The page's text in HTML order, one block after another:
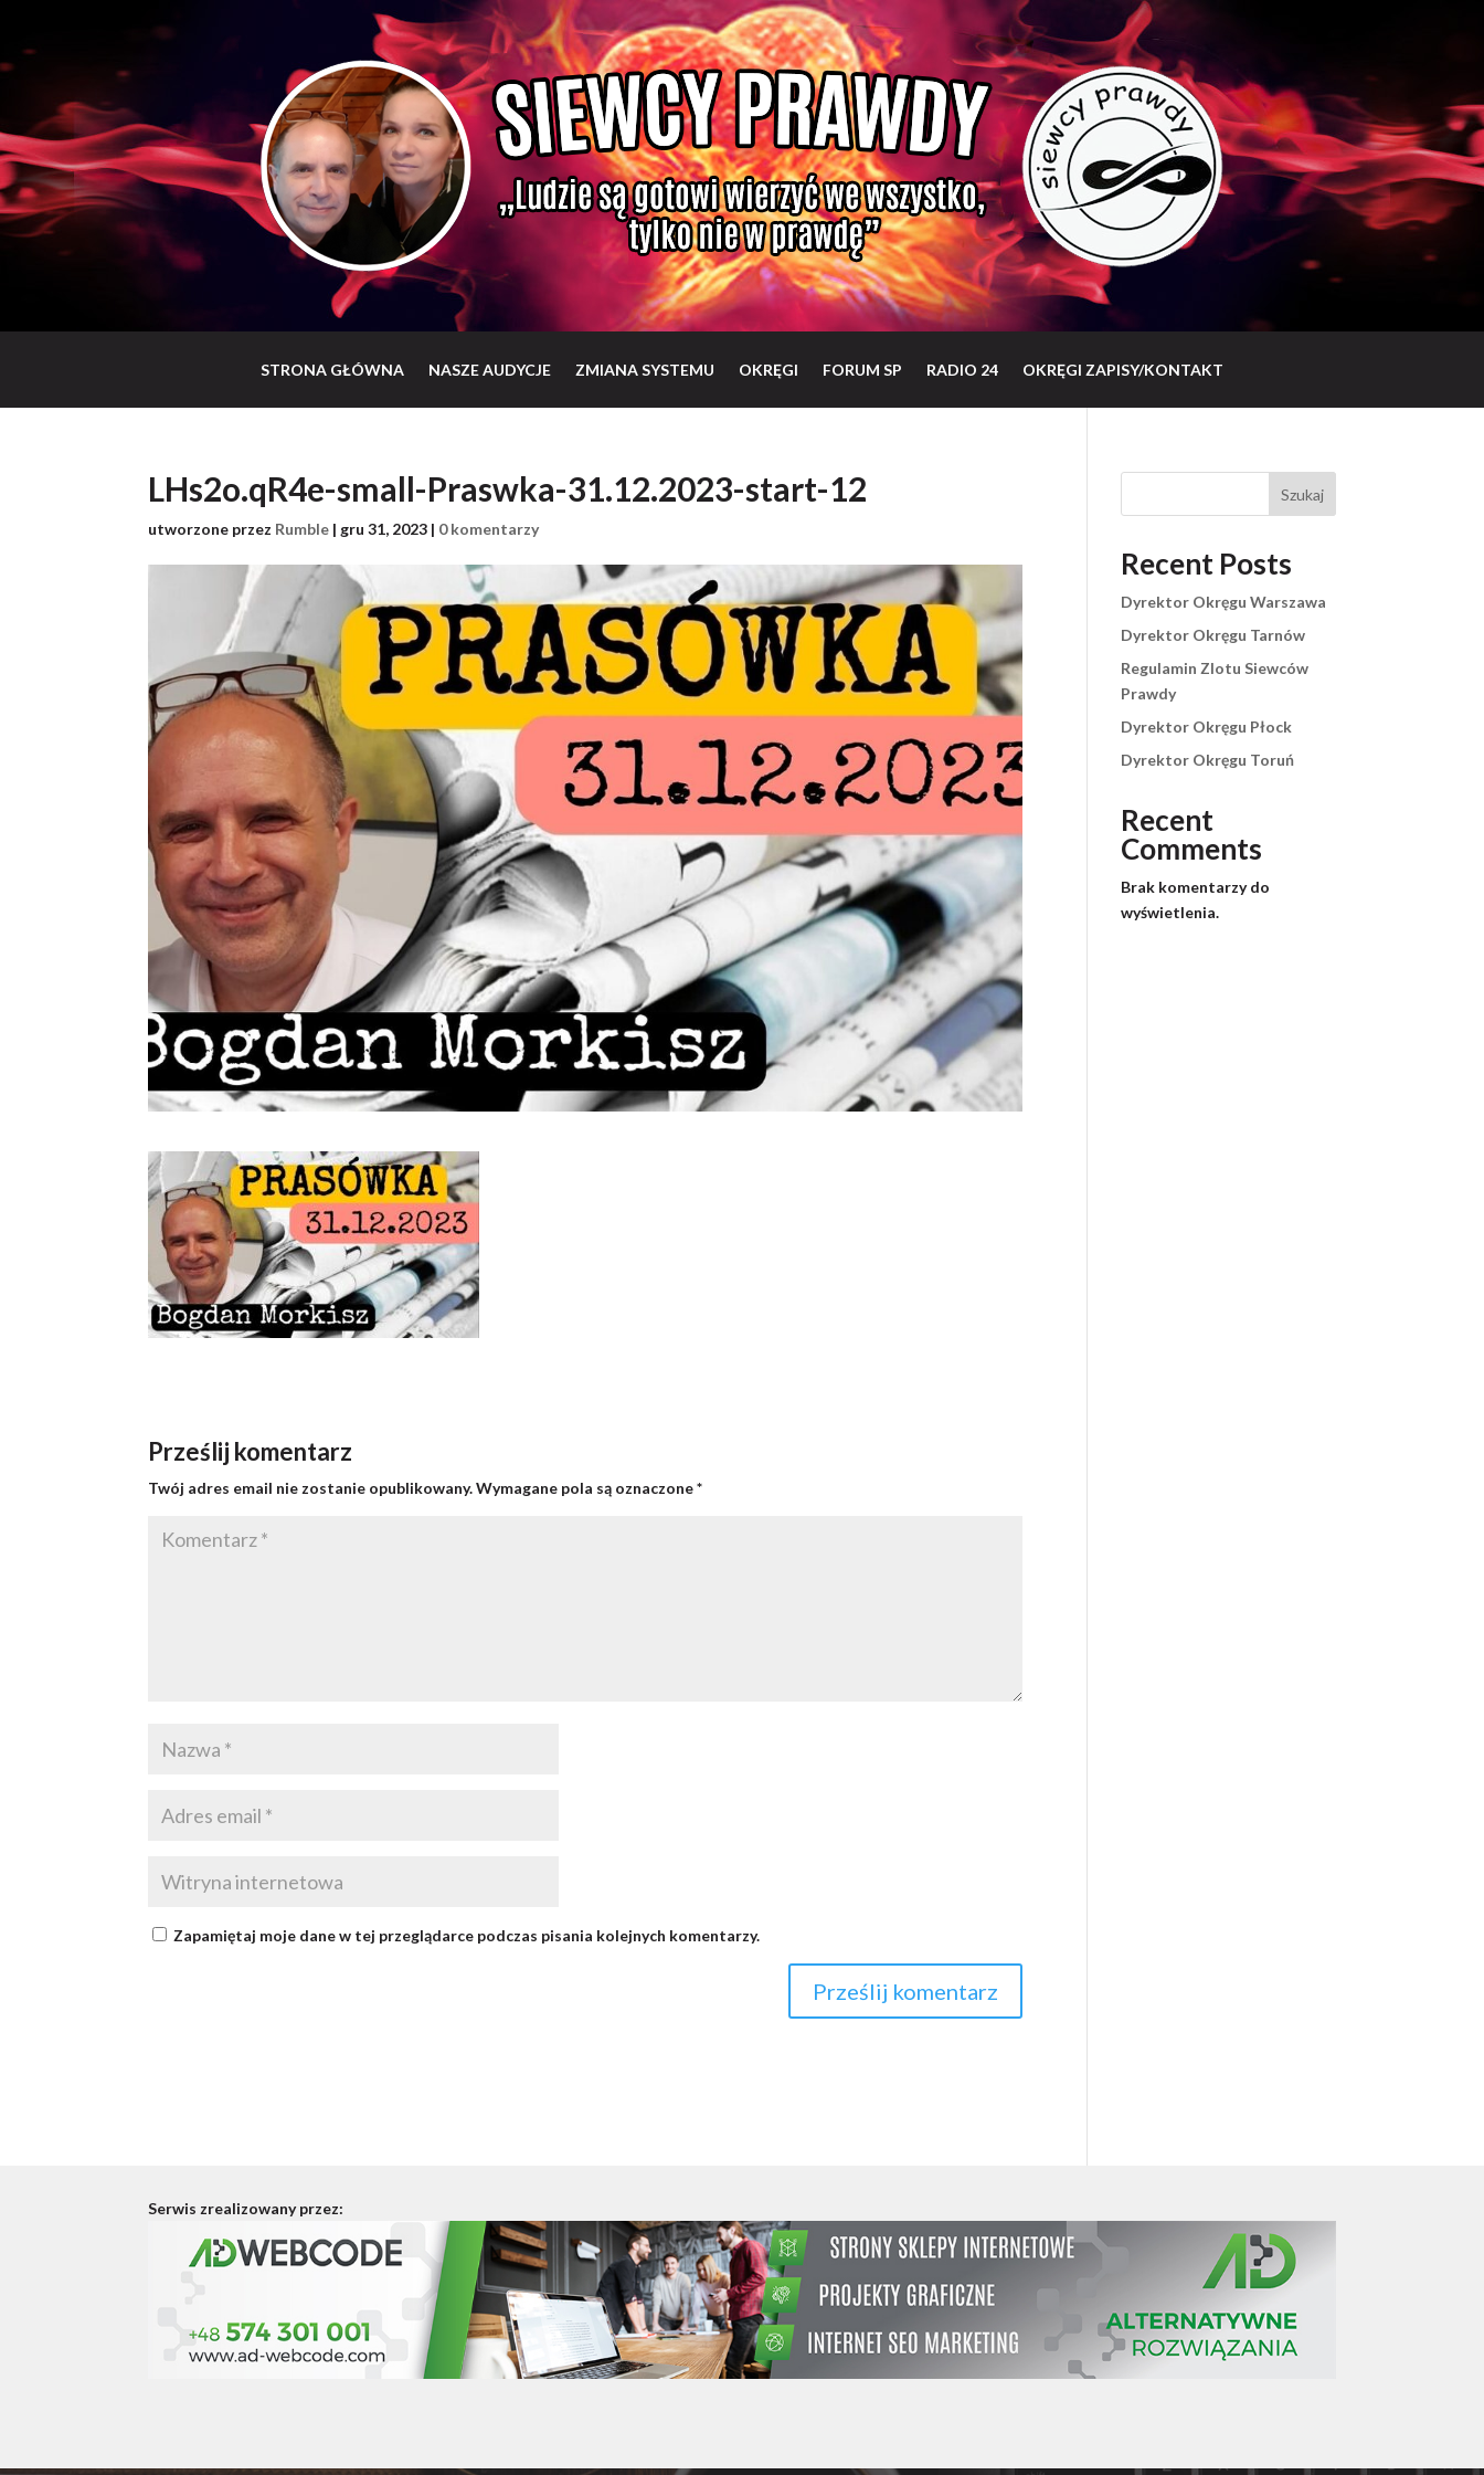
STRONA GŁÓWNA NASZE AUDYCJE ZMIANA SYSTEMU OKRĘGI FORUM SP RADIO 24 OKRĘGI ZAPISY/KONTAKT
LHs2o.qR4e-small-Praswka-31.12.2023-start-12
utworzone przez Rumble | gru 31, 2023 | 0 komentarzy
Prześlij komentarz
Twój adres email nie zostanie opublikowany. Wymagane pola są oznaczone*
Zapamiętaj moje dane w tej przeglądarce podczas pisania kolejnych komentarzy.
Szukaj
Recent Posts
Dyrektor Okręgu Warszawa
Dyrektor Okręgu Tarnów
Regulamin Zlotu Siewców
Prawdy
Dyrektor Okręgu Płock
Dyrektor Okręgu Toruń
Recent
Comments
Brak komentarzy do
wyświetlenia.
Serwis zrealizowany przez: